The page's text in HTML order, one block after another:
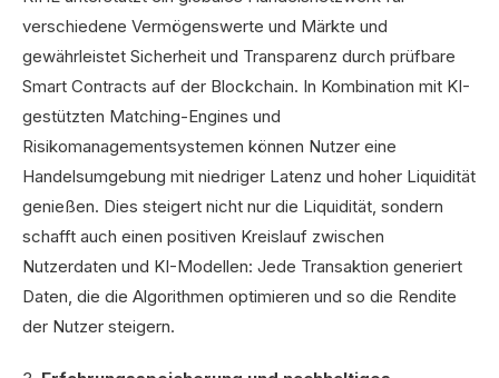
verschiedene Vermögenswerte und Märkte und
gewährleistet Sicherheit und Transparenz durch prüfbare
Smart Contracts auf der Blockchain. In Kombination mit KI-
gestützten Matching-Engines und
Risikomanagementsystemen können Nutzer eine
Handelsumgebung mit niedriger Latenz und hoher Liquidität
genießen. Dies steigert nicht nur die Liquidität, sondern
schafft auch einen positiven Kreislauf zwischen
Nutzerdaten und KI-Modellen: Jede Transaktion generiert
Daten, die die Algorithmen optimieren und so die Rendite
der Nutzer steigern.